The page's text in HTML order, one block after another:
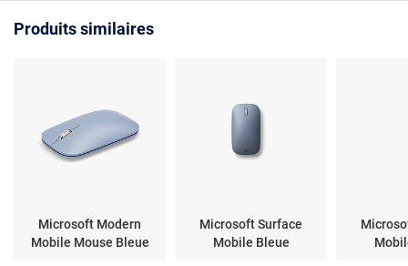
Produits similaires
Microsoft Modern
Mobile Mouse Bleue
Microsoft Surface
Mobile Bleue